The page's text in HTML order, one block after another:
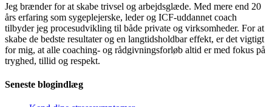
Jeg brænder for at skabe trivsel og arbejdsglæde. Med mere end 20
års erfaring som sygeplejerske, leder og ICF-uddannet coach
tilbyder jeg procesudvikling til både private og virksomheder. For at
skabe de bedste resultater og en langtidsholdbar effekt, er det vigtigt
for mig, at alle coaching- og rådgivningsforløb altid er med fokus på
tryghed, tillid og respekt.
Seneste blogindlæg